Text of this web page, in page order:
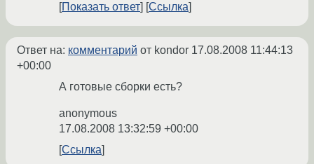
Показать ответ
Ссылка
Ответ на: комментарий от kondor 17.08.2008 11:44:13
+00:00
А готовые сборки есть?
anonymous
17.08.2008 13:32:59 +00:00
Ссылка